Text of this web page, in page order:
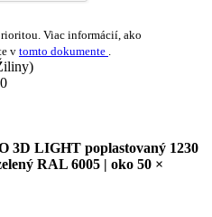
Viac informácií, ako
v tomto dokumente .
3D LIGHT poplastovaný 1230
RAL 6005 | oko 50 ×